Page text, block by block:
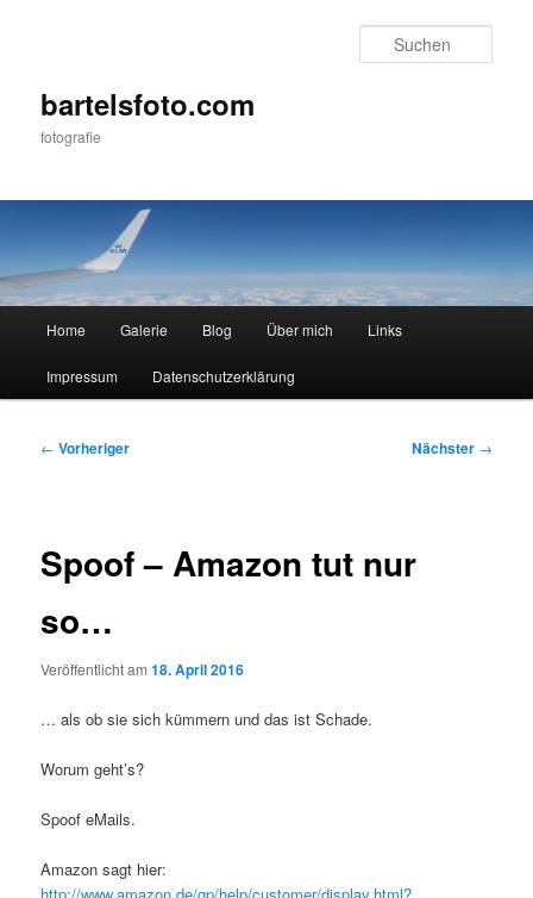
bartelsfoto.com
fotografie
Home Galerie Blog Über mich Links
Impressum Datenschutzerklärung
Beitragsnavigation
← Vorheriger Nächster →
Spoof – Amazon tut nur
so…
Veröffentlicht am18. April 2016
… als ob sie sich kümmern und das ist Schade.
Worum geht’s?
Spoof eMails.
Amazon sagt hier: